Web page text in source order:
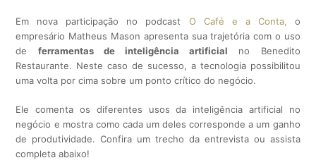
Em nova participação no podcast O Café e a Conta, o
empresário Matheus Mason apresenta sua trajetória com o uso
de ferramentas de inteligência artificial no Benedito
Restaurante. Neste caso de sucesso, a tecnologia possibilitou
uma volta por cima sobre um ponto crítico do negócio.
Ele comenta os diferentes usos da inteligência artificial no
negócio e mostra como cada um deles corresponde a um ganho
de produtividade. Confira um trecho da entrevista ou assista
completa abaixo!